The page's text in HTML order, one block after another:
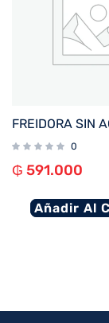
0
₲ 591.000
Añadir Al